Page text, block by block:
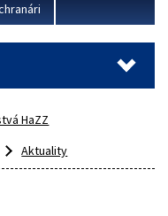
HaZZ
Aktuality